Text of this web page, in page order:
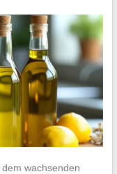
wachsenden